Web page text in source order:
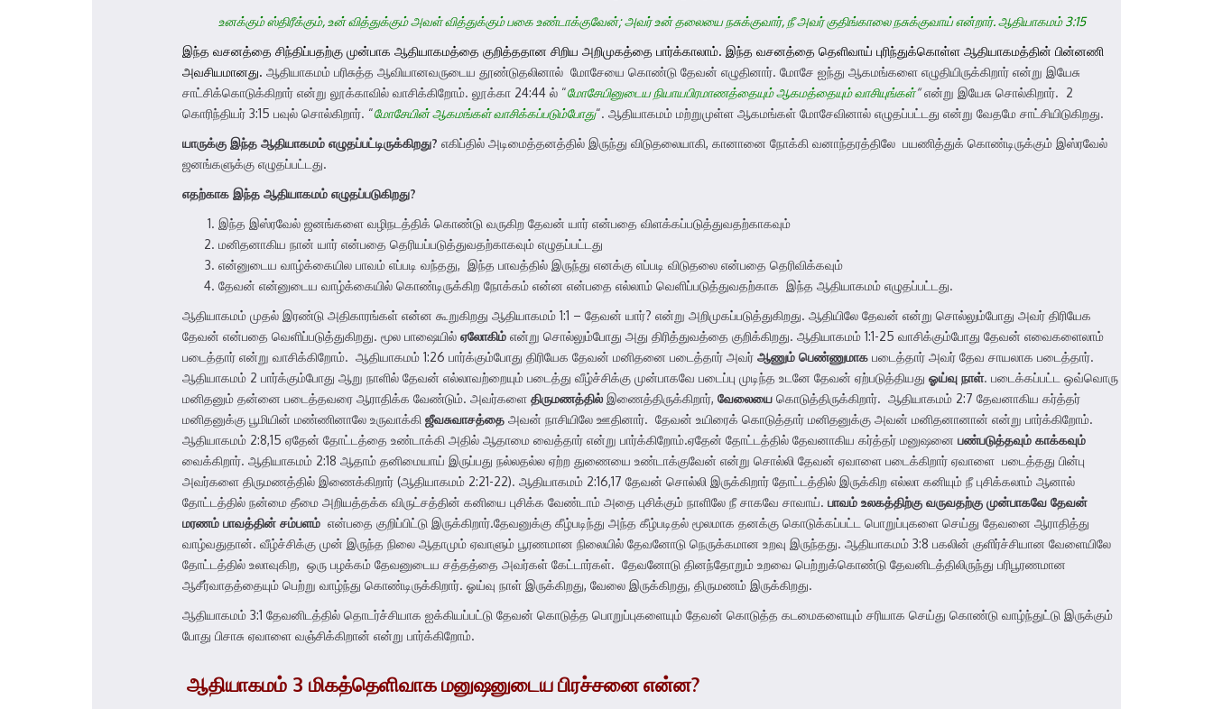
உனக்கும் ஸ்திரீக்கும், உன் வித்துக்கும் அவள் வித்துக்கும் பகை உண்டாக்குவேன்; அவர் உன் தலையை நசுக்குவார், நீ அவர் குதிங்காலை நசுக்குவாய் என்றார். ஆதியாகமம் 3:15
இந்த வசனத்தை சிந்திப்பதற்கு முன்பாக ஆதியாகமத்தை குறித்ததான சிறிய அறிமுகத்தை பார்க்காலாம். இந்த வசனத்தை தெளிவாய் புரிந்துக்கொள்ள ஆதியாகமத்தின் பின்னணி
அவசியமானது. ஆதியாகமம் பரிசுத்த ஆவியானவருடைய தூண்டுதலினால் மோசேயை கொண்டு தேவன் எழுதினார். மோசே ஐந்து ஆகமங்களை எழுதியிருக்கிறார் என்று இயேசு
சாட்சிக்கொடுக்கிறார் என்று லூக்காவில் வாசிக்கிறோம். லூக்கா 24:44 ல் “மோசேயினுடைய நியாயபிரமாணத்தையும் ஆகமத்தையும் வாசியுங்கள்“என்று இயேசு சொல்கிறார். 2
கொரிந்தியர் 3:15 பவுல் சொல்கிறார். “மோசேயின் ஆகமங்கள் வாசிக்கப்படும்போது“. ஆதியாகமம் மற்றுமுள்ள ஆகமங்கள் மோசேவினால் எழுதப்பட்டது என்று வேதமே சாட்சியிடுகிறது.
யாருக்கு இந்த ஆதியாகமம் எழுதப்பட்டிருக்கிறது? எகிப்தில் அடிமைத்தனத்தில் இருந்து விடுதலையாகி, கானானை நோக்கி வனாந்தரத்திலே பயணித்துக் கொண்டிருக்கும் இஸ்ரவேல்
ஜனங்களுக்கு எழுதப்பட்டது.
எதற்காக இந்த ஆதியாகமம் எழுதப்படுகிறது?
இந்த இஸ்ரவேல் ஜனங்களை வழிநடத்திக் கொண்டு வருகிற தேவன் யார் என்பதை விளக்கப்படுத்துவதற்காகவும்
மனிதனாகிய நான் யார் என்பதை தெரியப்படுத்துவதற்காகவும் எழுதப்பட்டது
என்னுடைய வாழ்க்கையில பாவம் எப்படி வந்தது, இந்த பாவத்தில் இருந்து எனக்கு எப்படி விடுதலை என்பதை தெரிவிக்கவும்
தேவன் என்னுடைய வாழ்க்கையில் கொண்டிருக்கிற நோக்கம் என்ன என்பதை எல்லாம் வெளிப்படுத்துவதற்காக இந்த ஆதியாகமம் எழுதப்பட்டது.
ஆதியாகமம் முதல் இரண்டு அதிகாரங்கள் என்ன கூறுகிறது ஆதியாகமம் 1:1 – தேவன் யார்? என்று அறிமுகப்படுத்துகிறது. ஆதியிலே தேவன் என்று சொல்லும்போது அவர் திரியேக
தேவன் என்பதை வெளிப்படுத்துகிறது. மூல பாஷையில் ஏலோகிம் என்று சொல்லும்போது அது திரித்துவத்தை குறிக்கிறது. ஆதியாகமம் 1:1-25 வாசிக்கும்போது தேவன் எவைகளைலாம்
படைத்தார் என்று வாசிக்கிறோம். ஆதியாகமம் 1:26 பார்க்கும்போது திரியேக தேவன் மனிதனை படைத்தார் அவர் ஆணும் பெண்ணுமாக படைத்தார் அவர் தேவ சாயலாக படைத்தார்.
ஆதியாகமம் 2 பார்க்கும்போது ஆறு நாளில் தேவன் எல்லாவற்றையும் படைத்து வீழ்ச்சிக்கு முன்பாகவே படைப்பு முடிந்த உடனே தேவன் ஏற்படுத்தியது ஓய்வு நாள். படைக்கப்பட்ட ஒவ்வொரு
மனிதனும் தன்னை படைத்தவரை ஆராதிக்க வேண்டும். அவர்களை திருமணத்தில் இணைத்திருக்கிறார், வேலையை கொடுத்திருக்கிறார். ஆதியாகமம் 2:7 தேவனாகிய கர்த்தர்
மனிதனுக்கு பூமியின் மண்ணினாலே உருவாக்கி ஜீவசுவாசத்தை அவன் நாசியிலே ஊதினார். தேவன் உயிரைக் கொடுத்தார் மனிதனுக்கு அவன் மனிதனானான் என்று பார்க்கிறோம்.
ஆதியாகமம் 2:8,15 ஏதேன் தோட்டத்தை உண்டாக்கி அதில் ஆதாமை வைத்தார் என்று பார்க்கிறோம்.ஏதேன் தோட்டத்தில் தேவனாகிய கர்த்தர் மனுஷனை பண்படுத்தவும் காக்கவும்
வைக்கிறார். ஆதியாகமம் 2:18 ஆதாம் தனிமையாய் இருப்பது நல்லதல்ல ஏற்ற துணையை உண்டாக்குவேன் என்று சொல்லி தேவன் ஏவாளை படைக்கிறார் ஏவாளை படைத்தது பின்பு
அவர்களை திருமணத்தில் இணைக்கிறார் (ஆதியாகமம் 2:21-22). ஆதியாகமம் 2:16,17 தேவன் சொல்லி இருக்கிறார் தோட்டத்தில் இருக்கிற எல்லா கனியும் நீ புசிக்கலாம் ஆனால்
தோட்டத்தில் நன்மை தீமை அறியத்தக்க விருட்சத்தின் கனியை புசிக்க வேண்டாம் அதை புசிக்கும் நாளிலே நீ சாகவே சாவாய். பாவம் உலகத்திற்கு வருவதற்கு முன்பாகவே தேவன்
மரணம் பாவத்தின் சம்பளம் என்பதை குறிப்பிட்டு இருக்கிறார்.தேவனுக்கு கீழ்படிந்து அந்த கீழ்படிதல் மூலமாக தனக்கு கொடுக்கப்பட்ட பொறுப்புகளை செய்து தேவனை ஆராதித்து
வாழ்வதுதான். வீழ்ச்சிக்கு முன் இருந்த நிலை ஆதாமும் ஏவாளும் பூரணமான நிலையில் தேவனோடு நெருக்கமான உறவு இருந்தது. ஆதியாகமம் 3:8 பகலின் குளிர்ச்சியான வேளையிலே
தோட்டத்தில் உலாவுகிற, ஒரு பழக்கம் தேவனுடைய சத்தத்தை அவர்கள் கேட்டார்கள். தேவனோடு தினந்தோறும் உறவை பெற்றுக்கொண்டு தேவனிடத்திலிருந்து பரிபூரணமான
ஆசீர்வாதத்தையும் பெற்று வாழ்ந்து கொண்டிருக்கிறார். ஓய்வு நாள் இருக்கிறது, வேலை இருக்கிறது, திருமணம் இருக்கிறது.
ஆதியாகமம் 3:1 தேவனிடத்தில் தொடர்ச்சியாக ஐக்கியப்பட்டு தேவன் கொடுத்த பொறுப்புகளையும் தேவன் கொடுத்த கடமைகளையும் சரியாக செய்து கொண்டு வாழ்ந்துட்டு இருக்கும்
போது பிசாசு ஏவாளை வஞ்சிக்கிறான் என்று பார்க்கிறோம்.
ஆதியாகமம் 3 மிகத்தெளிவாகமனுஷனுடையபிரச்சனைஎன்ன?